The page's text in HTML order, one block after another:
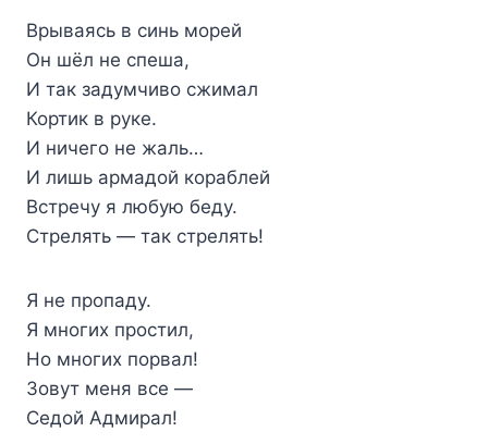
Врываясь в синь морей
Он шёл не спеша,
И так задумчиво сжимал
Кортик в руке.
И ничего не жаль…
И лишь армадой кораблей
Встречу я любую беду.
Стрелять — так стрелять!
Я не пропаду.
Я многих простил,
Но многих порвал!
Зовут меня все —
Седой Адмирал!